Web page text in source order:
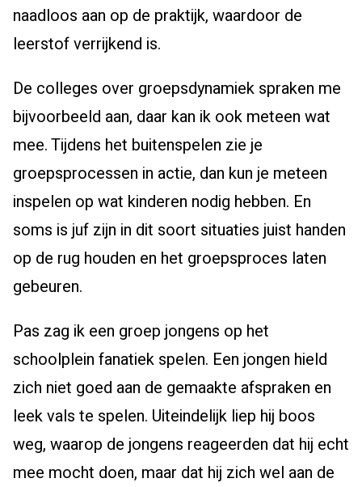
naadloos aan op de praktijk, waardoor de
leerstof verrijkend is.
De colleges over groepsdynamiek spraken me
bijvoorbeeld aan, daar kan ik ook meteen wat
mee. Tijdens het buitenspelen zie je
groepsprocessen in actie, dan kun je meteen
inspelen op wat kinderen nodig hebben. En
soms is juf zijn in dit soort situaties juist handen
op de rug houden en het groepsproces laten
gebeuren.
Pas zag ik een groep jongens op het
schoolplein fanatiek spelen. Een jongen hield
zich niet goed aan de gemaakte afspraken en
leek vals te spelen. Uiteindelijk liep hij boos
weg, waarop de jongens reageerden dat hij echt
mee mocht doen, maar dat hij zich wel aan de